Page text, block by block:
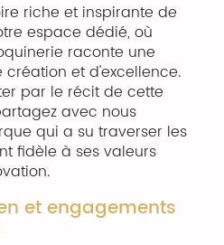
riche et inspirante de
espace dédié, où
raconte une
et d'excellence.
par le récit de cette
avec nous
qui a su traverser les
fidèle à ses valeurs
et engagements